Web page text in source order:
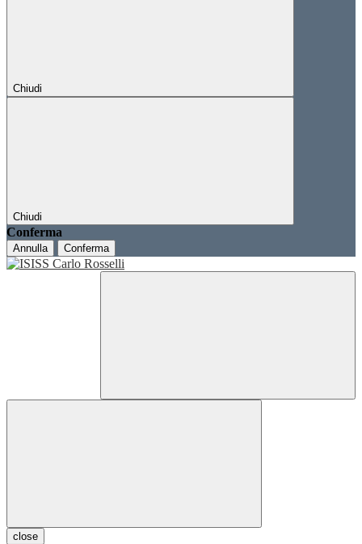
Chiudi
Chiudi
Conferma
Annulla Conferma
close